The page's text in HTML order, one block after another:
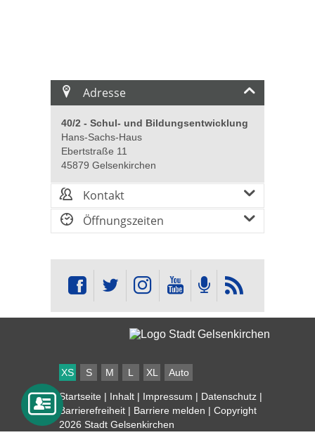
Adresse
40/2 - Schul- und Bildungsentwicklung
Hans-Sachs-Haus
Ebertstraße 11
45879 Gelsenkirchen
Kontakt
Öffnungszeiten
XS S M L XL Auto
Startseite | Inhalt | Impressum | Datenschutz |
Barrierefreiheit | Barriere melden | Copyright
2026 Stadt Gelsenkirchen